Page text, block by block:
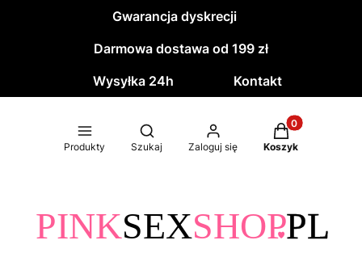
Gwarancja dyskrecji
Darmowa dostawa od 199 zł
Wysyłka 24h
Kontakt
Produkty
Otwórz wyszukiwarkę
Szukaj Zaloguj się
Produkty w
Koszyk